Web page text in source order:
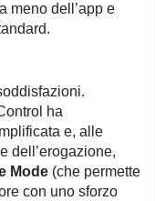
meno dell’app e
ha
e, alle
dell’erogazione,
Mode (che permette
con uno sforzo